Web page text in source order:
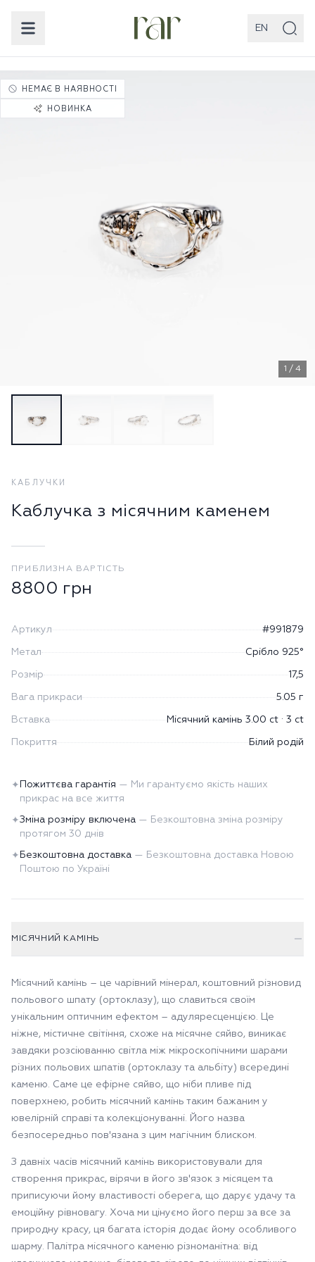
EN
НЕМАЄ В НАЯВНОСТІ
НОВИНКА
1 / 4
КАБЛУЧКИ
Каблучка з місячним каменем
ПРИБЛИЗНА ВАРТІСТЬ
8800 грн
Артикул #991879
Метал Срібло 925°
Розмір 17,5
Вага прикраси 5.05 г
Вставка Місячний камінь 3.00 ct · 3 ct
Покриття Білий родій
✦ Пожиттєва гарантія — Ми гарантуємо якість наших
прикрас на все життя
✦Зміна розміру включена — Безкоштовна зміна розміру
протягом 30 днів
✦ Безкоштовна доставка — Безкоштовна доставка Новою
Поштою по Україні
МІСЯЧНИЙ КАМІНЬ
Місячний камінь – це чарівний мінерал, коштовний різновид
польового шпату (ортоклазу), що славиться своїм
унікальним оптичним ефектом – адуляресценцією. Це
ніжне, містичне світіння, схоже на місячне сяйво, виникає
завдяки розсіюванню світла між мікроскопічними шарами
різних польових шпатів (ортоклазу та альбіту) всередині
каменю. Саме це ефірне сяйво, що ніби пливе під
поверхнею, робить місячний камінь таким бажаним у
ювелірній справі та колекціонуванні. Його назва
безпосередньо пов'язана з цим магічним блиском.
З давніх часів місячний камінь використовували для
створення прикрас, вірячи в його зв'язок з місяцем та
приписуючи йому властивості оберега, що дарує удачу та
емоційну рівновагу. Хоча ми цінуємо його перш за все за
природну красу, ця багата історія додає йому особливого
шарму. Палітра місячного каменю різноманітна: від